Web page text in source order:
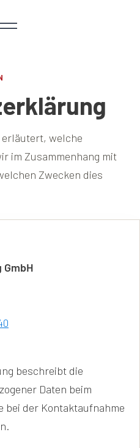
welche
im Zusammenhang mit
Zwecken dies
GmbH
beschreibt die
Daten beim
bei der Kontaktaufnahme